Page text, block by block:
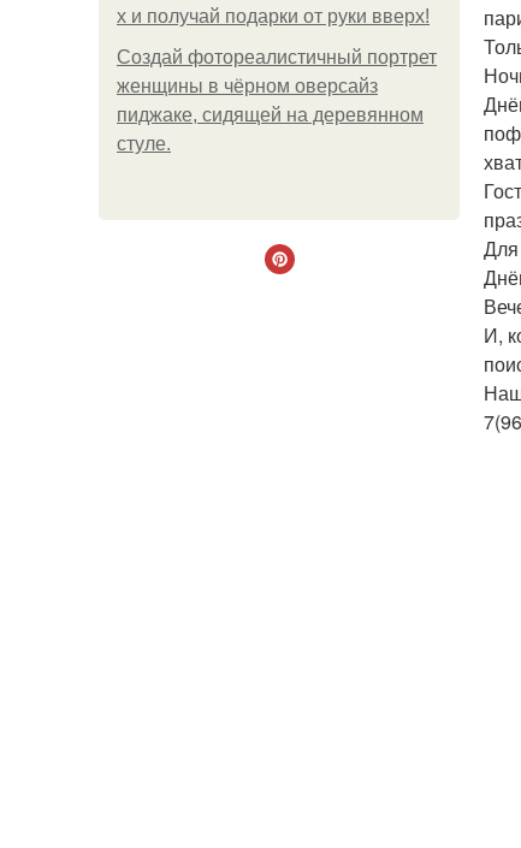
х и получай подарки от руки вверх!
Создай фотореалистичный портрет
женщины в чёрном оверсайз
пиджаке, сидящей на деревянном
стуле.
Для
И,